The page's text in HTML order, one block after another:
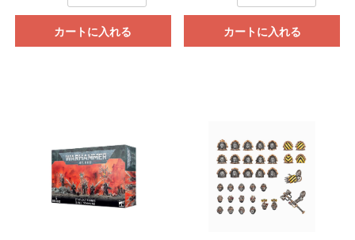
カートに入れる カートに入れる